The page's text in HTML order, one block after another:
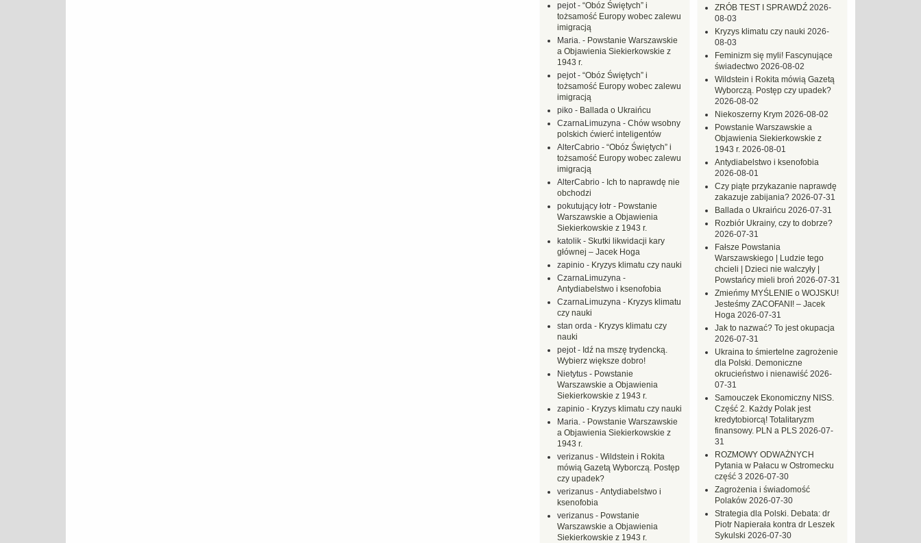
ZRÓB TEST I SPRAWDŹ 2026-
08-03
Kryzys klimatu czy nauki 2026-
08-03
Feminizm się myli! Fascynujące
świadectwo 2026-08-02
Wildstein i Rokita mówią Gazetą
Wyborczą. Postęp czy upadek?
2026-08-02
Niekoszerny Krym 2026-08-02
Powstanie Warszawskie a
Objawienia Siekierkowskie z
1943 r. 2026-08-01
Antydiabelstwo i ksenofobia
2026-08-01
Czy piąte przykazanie naprawdę
zakazuje zabijania? 2026-07-31
Ballada o Ukraińcu 2026-07-31
Rozbiór Ukrainy, czy to dobrze?
2026-07-31
Fałsze Powstania
Warszawskiego | Ludzie tego
chcieli | Dzieci nie walczyły |
Powstańcy mieli broń 2026-07-31
Zmieńmy MYŚLENIE o WOJSKU!
Jesteśmy ZACOFANI! – Jacek
Hoga 2026-07-31
Jak to nazwać? To jest okupacja
2026-07-31
Ukraina to śmiertelne zagrożenie
dla Polski. Demoniczne
okrucieństwo i nienawiść 2026-
07-31
Samouczek Ekonomiczny NISS.
Część 2. Każdy Polak jest
kredytobiorcą! Totalitaryzm
finansowy. PLN a PLS 2026-07-
31
ROZMOWY ODWAŻNYCH
Pytania w Pałacu w Ostromecku
część 3 2026-07-30
Zagrożenia i świadomość
Polaków 2026-07-30
Strategia dla Polski. Debata: dr
Piotr Napierała kontra dr Leszek
Sykulski 2026-07-30
pejot- “Obóz Świętych” i
tożsamość Europy wobec zalewu
imigracją
Maria. - Powstanie Warszawskie
a Objawienia Siekierkowskie z
1943 r.
pejot- “Obóz Świętych” i
tożsamość Europy wobec zalewu
imigracją
piko - Ballada o Ukraińcu
CzarnaLimuzyna - Chów wsobny
polskich ćwierć inteligentów
AlterCabrio - “Obóz Świętych” i
tożsamość Europy wobec zalewu
imigracją
AlterCabrio - Ich to naprawdę nie
obchodzi
pokutujący łotr - Powstanie
Warszawskie a Objawienia
Siekierkowskie z 1943 r.
katolik - Skutki likwidacji kary
głównej – Jacek Hoga
zapinio - Kryzys klimatu czy nauki
CzarnaLimuzyna -
Antydiabelstwo i ksenofobia
CzarnaLimuzyna - Kryzys klimatu
czy nauki
stan orda - Kryzys klimatu czy
nauki
pejot- Idź na mszę trydencką.
Wybierz większe dobro!
Nietytus - Powstanie
Warszawskie a Objawienia
Siekierkowskie z 1943 r.
zapinio - Kryzys klimatu czy nauki
Maria. - Powstanie Warszawskie
a Objawienia Siekierkowskie z
1943 r.
verizanus - Wildstein i Rokita
mówią Gazetą Wyborczą. Postęp
czy upadek?
verizanus - Antydiabelstwo i
ksenofobia
verizanus - Powstanie
Warszawskie a Objawienia
Siekierkowskie z 1943 r.